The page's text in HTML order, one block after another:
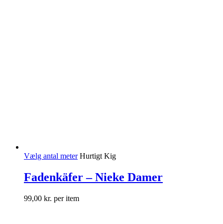
Vælg antal meter Hurtigt Kig
Fadenkäfer – Nieke Damer
99,00 kr. per item